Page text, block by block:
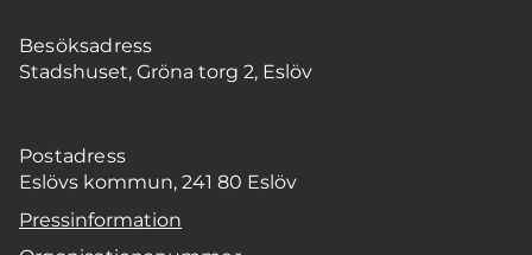
Besöksadress
Stadshuset, Gröna torg 2, Eslöv
Postadress
Eslövs kommun, 241 80 Eslöv
Pressinformation